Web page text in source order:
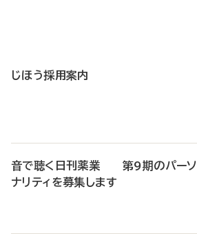
じほう採用案内
音で聴く日刊薬業 第9期のパーソ
ナリティを募集します